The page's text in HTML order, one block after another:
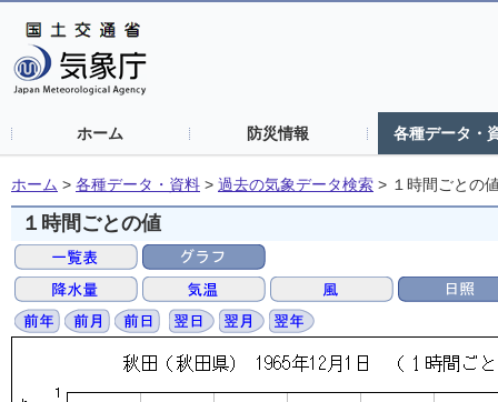
ホーム 防災情報 各種データ・
ホーム > 各種データ・資料 > 過去の気象データ検索 > １時間ごとの
１時間ごとの値